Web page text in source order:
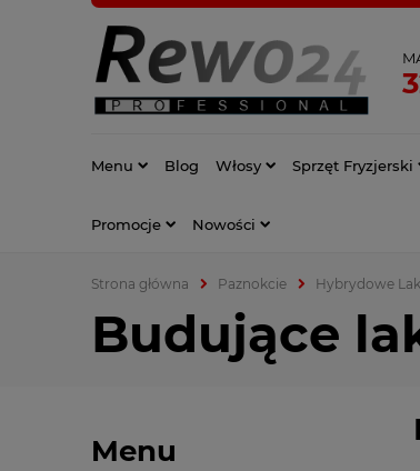
Menu Blog Włosy Sprzęt Fryzjerski
Promocje Nowości
Strona główna Paznokcie Hybrydowe
Budujące
Menu